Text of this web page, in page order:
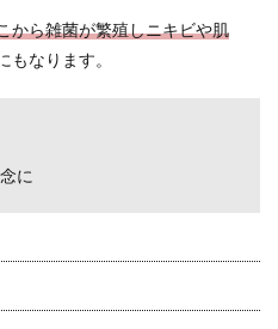
から雑菌が繁殖しニキビや肌
もなります。
に